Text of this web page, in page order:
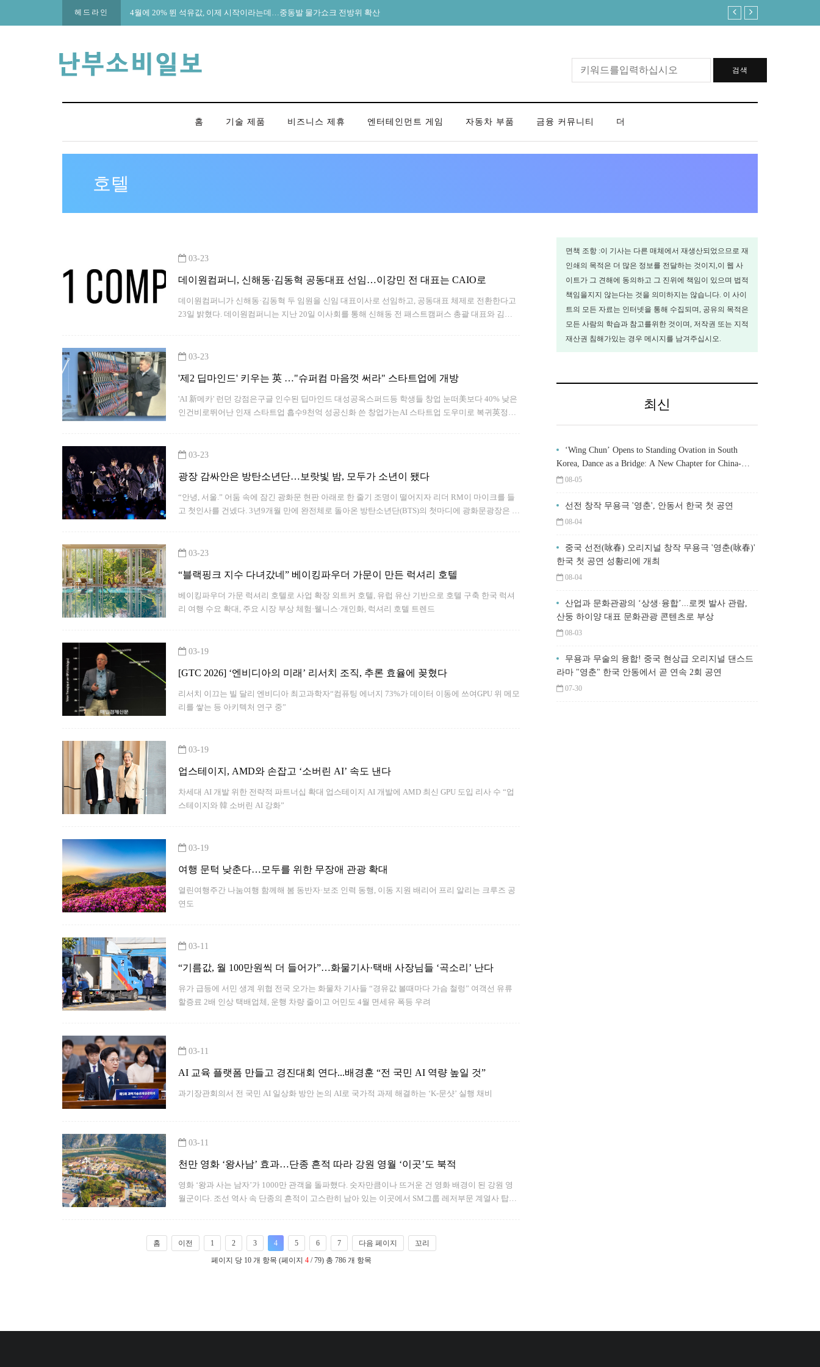
헤드라인 4월에 20% 뛴 석유값, 이제 시작이라는데…중동발 물가쇼크 전방위 확산 한은 “美연준 워시체제 앞두고 이견
검색
홈 기술 제품 비즈니스 제휴 엔터테인먼트 게임 자동차 부품 금융 커뮤니티 더
호텔
03-23
데이원컴퍼니, 신해동·김동혁 공동대표 선임…이강민 전 대표는 CAIO로
데이원컴퍼니가 신해동·김동혁 두 임원을 신임 대표이사로 선임하고, 공동대표 체제로 전환한다고
23일 밝혔다. 데이원컴퍼니는 지난 20일 이사회를 통해 신해동 전 패스트캠퍼스 총괄 대표와 김동
03-23
'제2 딥마인드' 키우는 英 …"슈퍼컴 마음껏 써라" 스타트업에 개방
'AI 新메카' 런던 강점은구글 인수된 딥마인드 대성공옥스퍼드등 학생들 창업 눈떠美보다 40% 낮은
인건비로뛰어난 인재 스타트업 흡수9천억 성공신화 쓴 창업가는AI 스타트업 도우미로 복귀英정부,
03-23
광장 감싸안은 방탄소년단…보랏빛 밤, 모두가 소년이 됐다
“안녕, 서울.” 어둠 속에 잠긴 광화문 현판 아래로 한 줄기 조명이 떨어지자 리더 RM이 마이크를 들
고 첫인사를 건넸다. 3년9개월 만에 완전체로 돌아온 방탄소년단(BTS)의 첫마디에 광화문광장은 환
03-23
“블랙핑크 지수 다녀갔네” 베이킹파우더 가문이 만든 럭셔리 호텔
베이킹파우더 가문 럭셔리 호텔로 사업 확장 외트커 호텔, 유럽 유산 기반으로 호텔 구축 한국 럭셔
리 여행 수요 확대, 주요 시장 부상 체험·웰니스·개인화, 럭셔리 호텔 트렌드
03-19
[GTC 2026] ‘엔비디아의 미래’ 리서치 조직, 추론 효율에 꽂혔다
리서치 이끄는 빌 달리 엔비디아 최고과학자“컴퓨팅 에너지 73%가 데이터 이동에 쓰여GPU 위 메모
리를 쌓는 등 아키텍처 연구 중”
03-19
업스테이지, AMD와 손잡고 ‘소버린 AI’ 속도 낸다
차세대 AI 개발 위한 전략적 파트너십 확대 업스테이지 AI 개발에 AMD 최신 GPU 도입 리사 수 “업
스테이지와 韓 소버린 AI 강화”
03-19
여행 문턱 낮춘다…모두를 위한 무장애 관광 확대
열린여행주간 나눔여행 함께해 봄 동반자·보조 인력 동행, 이동 지원 배리어 프리 알리는 크루즈 공
연도
03-11
“기름값, 월 100만원씩 더 들어가”…화물기사·택배 사장님들 ‘곡소리’ 난다
유가 급등에 서민 생계 위협 전국 오가는 화물차 기사들 “경유값 볼때마다 가슴 철렁” 여객선 유류
할증료 2배 인상 택배업체, 운행 차량 줄이고 어민도 4월 면세유 폭등 우려
03-11
AI 교육 플랫폼 만들고 경진대회 연다...배경훈 “전 국민 AI 역량 높일 것”
과기장관회의서 전 국민 AI 일상화 방안 논의 AI로 국가적 과제 해결하는 ‘K-문샷’ 실행 채비
03-11
천만 영화 ‘왕사남’ 효과…단종 흔적 따라 강원 영월 ‘이곳’도 북적
영화 ‘왕과 사는 남자’가 1000만 관객을 돌파했다. 숫자만큼이나 뜨거운 건 영화 배경이 된 강원 영
월군이다. 조선 역사 속 단종의 흔적이 고스란히 남아 있는 이곳에서 SM그룹 레저부문 계열사 탑스
홈 이전 1 2 3 4 5 6 7 다음 페이지
꼬리
페이지 당 10 개 항목 (페이지 4/ 79) 총 786 개 항목
면책 조항 :이 기사는 다른 매체에서 재생산되었으므로 재
인쇄의 목적은 더 많은 정보를 전달하는 것이지,이 웹 사
이트가 그 견해에 동의하고 그 진위에 책임이 있으며 법적
책임을지지 않는다는 것을 의미하지는 않습니다. 이 사이
트의 모든 자료는 인터넷을 통해 수집되며, 공유의 목적은
모든 사람의 학습과 참고를위한 것이며, 저작권 또는 지적
재산권 침해가있는 경우 메시지를 남겨주십시오.
최신
‘Wing Chun’ Opens to Standing Ovation in South
Korea, Dance as a Bridge: A New Chapter for China-
Korea Cultural Exchange.
08-05
선전 창작 무용극 '영춘', 안동서 한국 첫 공연
08-04
중국 선전(咏春) 오리지널 창작 무용극 '영춘(咏春)'
한국 첫 공연 성황리에 개최
08-04
산업과 문화관광의 ‘상생·융합’...로켓 발사 관람,
산둥 하이양 대표 문화관광 콘텐츠로 부상
08-03
무용과 무술의 융합! 중국 현상급 오리지널 댄스드
라마 "영춘" 한국 안동에서 곧 연속 2회 공연
07-30